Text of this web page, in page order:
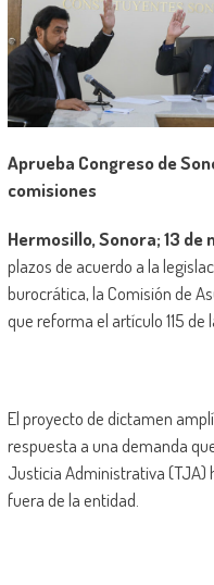
Aprueba Congreso de
comisiones
Hermosillo, Sonora; 13
plazos de acuerdo a la
burocrática, la Comisión de
que reforma el artículo 115 de
El proyecto de dictamen
respuesta a una demanda
Justicia Administrativa (TJA)
fuera de la entidad.